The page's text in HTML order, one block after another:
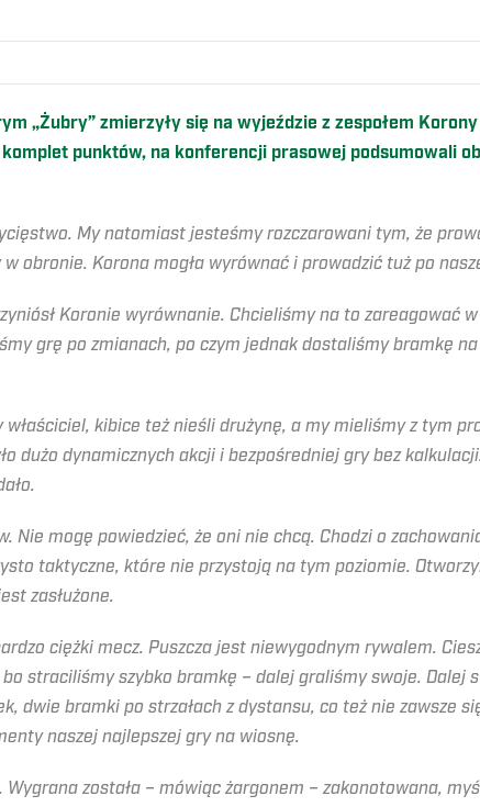
„Żubry” zmierzyły się na wyjeździe z zespołem
punktów, na konferencji prasowej podsumowali
My natomiast jesteśmy rozczarowani tym, że
obronie. Korona mogła wyrównać i prowadzić tuż po
Koronie wyrównanie. Chcieliśmy na to zareagować
grę po zmianach, po czym jednak dostaliśmy bramkę na
kibice też nieśli drużynę, a my mieliśmy z tym
dużo dynamicznych akcji i bezpośredniej gry bez
mogę powiedzieć, że oni nie chcą. Chodzi o
taktyczne, które nie przystoją na tym poziomie.
zasłużone.
ciężki mecz. Puszcza jest niewygodnym rywalem.
straciliśmy szybko bramkę – dalej graliśmy swoje. Dalej
dwie bramki po strzałach z dystansu, co też nie zawsze
naszej najlepszej gry na wiosnę.
została – mówiąc żargonem – zakonotowana,